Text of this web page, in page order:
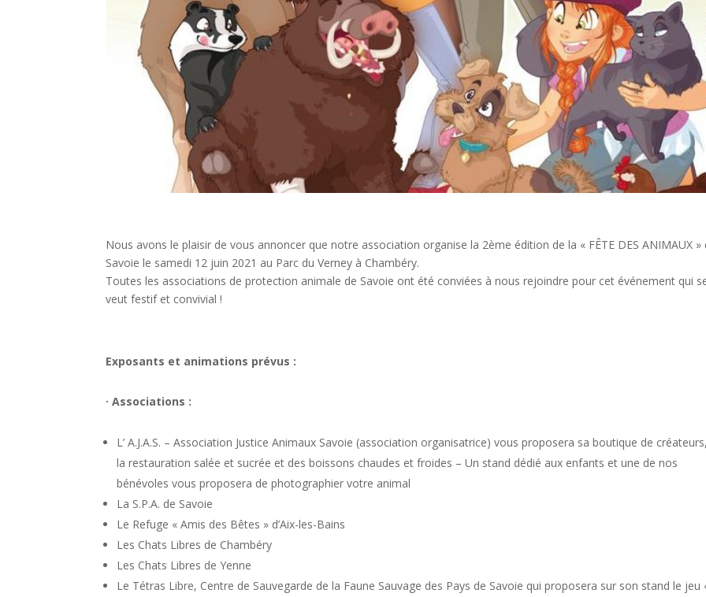
Nous avons le plaisir de vous annoncer que notre association organise la 2ème édition de la « FÊTE DES ANIMAUX »
Savoie le samedi 12 juin 2021 au Parc du Verney à Chambéry.
Toutes les associations de protection animale de Savoie ont été conviées à nous rejoindre pour cet événement qui
veut festif et convivial !
Exposants et animations prévus :
· Associations :
L’ A.J.A.S. – Association Justice Animaux Savoie (association organisatrice) vous proposera sa boutique de
la restauration salée et sucrée et des boissons chaudes et froides – Un stand dédié aux enfants et une de nos
bénévoles vous proposera de photographier votre animal
La S.P.A. de Savoie
Le Refuge « Amis des Bêtes » d’Aix-les-Bains
Les Chats Libres de Chambéry
Les Chats Libres de Yenne
Le Tétras Libre, Centre de Sauvegarde de la Faune Sauvage des Pays de Savoie qui proposera sur son stand le jeu